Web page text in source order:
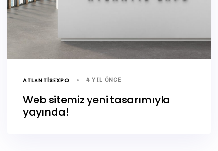
ATLANTISEXPO 4 YIL ÖNCE
Web sitemiz yeni tasarımıyla
yayında!